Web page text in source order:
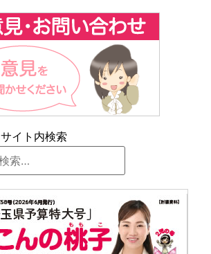
サイト内検索